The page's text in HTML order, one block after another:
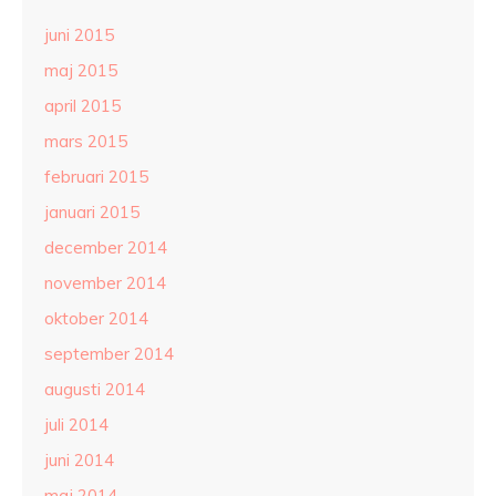
juni 2015
maj 2015
april 2015
mars 2015
februari 2015
januari 2015
december 2014
november 2014
oktober 2014
september 2014
augusti 2014
juli 2014
juni 2014